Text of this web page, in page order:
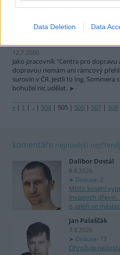
Data Deletion Data
12.7.2000
Jako pracovník "Centra pro dopravu
dopravou nemám ani rámcový
surovin v ČR. Jestli to Ing. Sommera
bohužel nic udělat.
« | 1 | .. | 504 | 505 | 506 | 507 | 508
komentáře nejnovější
Dalibor Dostál
8.8.2026
Diskuse: 2
Místo kosení
invazních
o zeleň ve
Jan Palaščák
7.8.2026
Diskuse: 13
Ohrožuje